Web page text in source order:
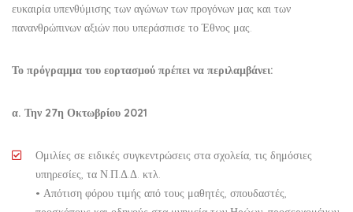
ευκαιρία υπενθύμισης των αγώνων των προγόνων μας και των
πανανθρώπινων αξιών που υπεράσπισε το Έθνος μας.
Το πρόγραμμα του εορτασμού πρέπει να περιλαμβάνει:
α. Την 27η Οκτωβρίου 2021
Ομιλίες σε ειδικές συγκεντρώσεις στα σχολεία, τις δημόσιες
υπηρεσίες, τα Ν.Π.Δ.Δ. κτλ.
• Απότιση φόρου τιμής από τους μαθητές, σπουδαστές,